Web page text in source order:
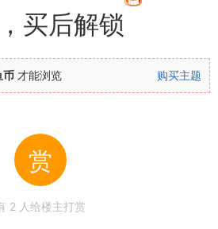
买后解锁
购买主题
币 才能浏览
赏
2 人给楼主打赏